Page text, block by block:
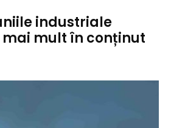
industriale
mai mult în conținut